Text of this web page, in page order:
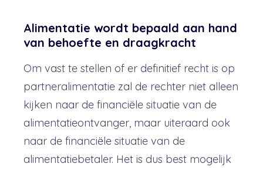
Alimentatie wordt bepaald aan hand
van behoefte en draagkracht
Om vast te stellen of er definitief recht is op
partneralimentatie zal de rechter niet alleen
kijken naar de financiële situatie van de
alimentatieontvanger, maar uiteraard ook
naar de financiële situatie van de
alimentatiebetaler. Het is dus best mogelijk